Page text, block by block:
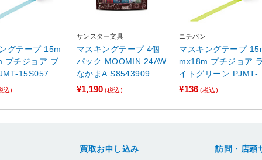
グテープ 15m
プチジョア ブ
15S057
込)
サンスター文具
マスキングテープ 4個
パック MOOMIN 24AW
なかまA S8543909
¥1,190 (税込)
ニチバン
マスキングテープ
mx18m プチジョア
イトグリーン PJMT-
S059
¥136 (税込)
買取お申し込み 訪問・店頭